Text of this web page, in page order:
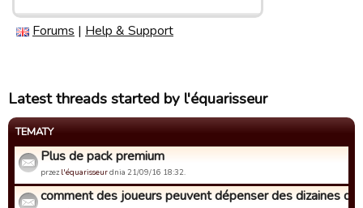
Forums | Help & Support
Latest threads started by l'équarisseur
TEMATY
Plus de pack premium
przez l'équarisseurdnia 21/09/16 18:32.
comment des joueurs peuvent dépenser des dizaines de